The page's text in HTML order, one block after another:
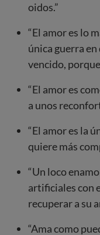
oidos.”
“El amor es lo
única guerra
vencido,
“El amor es
a unos
“El amor es la
quiere más
“Un loco
artificiales con
recuperar a su
“Ama como